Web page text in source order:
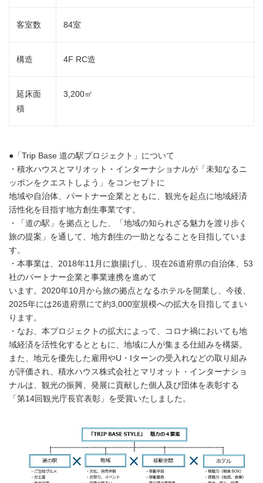
客室数 84室
構造 4F RC造
延床面
積
3,200㎡
●「Trip Base 道の駅プロジェクト」について
・積水ハウスとマリオット・インターナショナルが「未知なるニ
ッポンをクエストしよう」をコンセプトに
地域や自治体、パートナー企業とともに、観光を起点に地域経済
活性化を目指す地方創生事業です。
・「道の駅」を拠点とした、「地域の知られざる魅力を渡り歩く
旅の提案」を通して、地方創生の一助となることを目指していま
す。
・本事業は、2018年11月に旗揚げし、現在26道府県の自治体、53
社のパートナー企業と事業連携を進めて
います。2020年10月から旅の拠点となるホテルを開業し、今後、
2025年には26道府県にて約3,000室規模への拡大を目指してまい
ります。
・なお、本プロジェクトの拡大によって、コロナ禍においても地
域経済を活性化するとともに、地域に人が集まる仕組みを構築。
また、地元を優先した雇用やU・Iターンの受入れなどの取り組み
が評価され、積水ハウス株式会社とマリオット・インターナショ
ナルは、観光の振興、発展に貢献した個人及び団体を表彰する
「第14回観光庁長官表彰」を受賞いたしました。